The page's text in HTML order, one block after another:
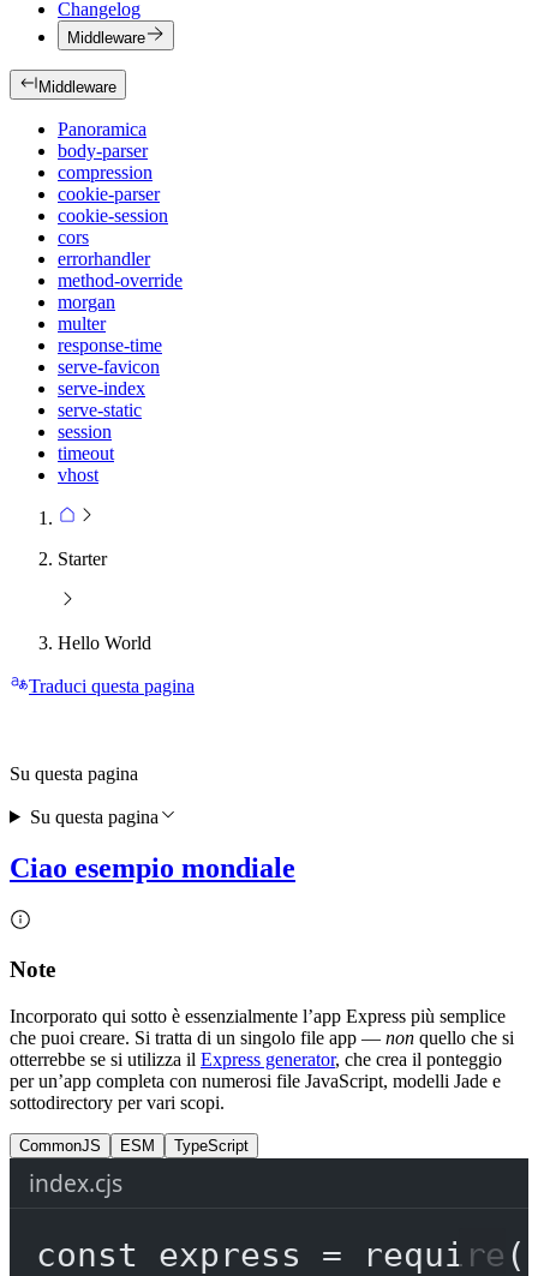
Changelog
Middleware
Middleware
Panoramica
body-parser
compression
cookie-parser
cookie-session
cors
errorhandler
method-override
morgan
multer
response-time
serve-favicon
serve-index
serve-static
session
timeout
vhost
Starter
Hello World
Traduci questa pagina
Ciao esempio mondiale
Note
Incorporato qui sotto è essenzialmente l’app Express più semplice
che puoi creare. Si tratta di un singolo file app — non quello che si
otterrebbe se si utilizza il Express generator, che crea il ponteggio
per un’app completa con numerosi file JavaScript, modelli Jade e
sottodirectory per vari scopi.
CommonJS ESM TypeScript
index.cjs
const express = require (
Su questa pagina
Su questa pagina